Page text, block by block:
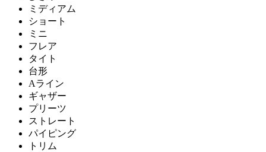
ミディアム
ショート
ミニ
フレア
タイト
台形
Aライン
ギャザー
プリーツ
ストレート
パイピング
トリム